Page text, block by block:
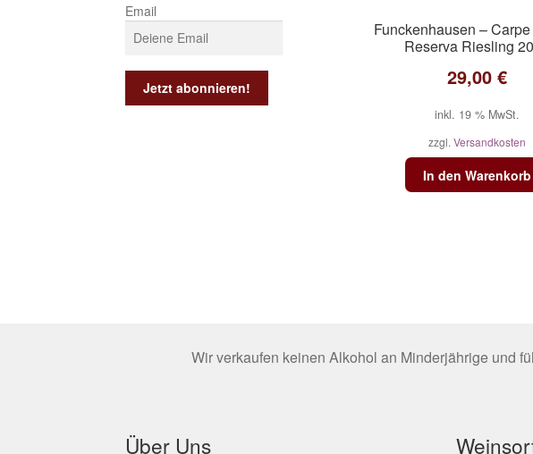
Funckenhausen –
Reserva Riesling
29,00 €
inkl. 19 % MwSt.
zzgl. Versandkosten
In den Warenkorb
Email
Wir verkaufen keinen Alkohol an Minderjährige und
Über Uns